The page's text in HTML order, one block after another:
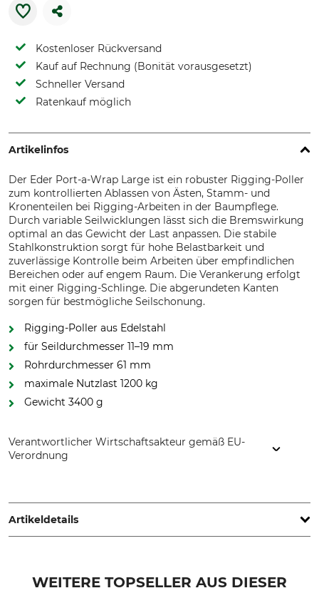
Kostenloser Rückversand
Kauf auf Rechnung (Bonität vorausgesetzt)
Schneller Versand
Ratenkauf möglich
Artikelinfos
Der Eder Port-a-Wrap Large ist ein robuster Rigging-Poller
zum kontrollierten Ablassen von Ästen, Stamm- und
Kronenteilen bei Rigging-Arbeiten in der Baumpflege.
Durch variable Seilwicklungen lässt sich die Bremswirkung
optimal an das Gewicht der Last anpassen. Die stabile
Stahlkonstruktion sorgt für hohe Belastbarkeit und
zuverlässige Kontrolle beim Arbeiten über empfindlichen
Bereichen oder auf engem Raum. Die Verankerung erfolgt
mit einer Rigging-Schlinge. Die abgerundeten Kanten
sorgen für bestmögliche Seilschonung.
Rigging-Poller aus Edelstahl
für Seildurchmesser 11–19 mm
Rohrdurchmesser 61 mm
maximale Nutzlast 1200 kg
Gewicht 3400 g
Verantwortlicher Wirtschaftsakteur gemäß EU-
Verordnung
Wolfenbüttel, Germany, www.eder-maschinenbau.de
Artikeldetails
WEITERE TOPSELLER AUS DIESER